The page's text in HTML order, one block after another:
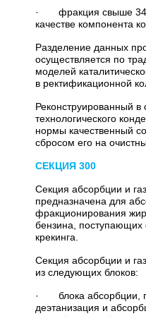
· фракция свыше
качестве компонента
Разделение данных
осуществляется по
моделей
в ректификационной
Реконструированный в
технологического
нормы качественный
сбросом его на
СЕКЦИЯ 300
Секция абсорбции и
предназначена для
фракционирования
бензина, поступающих
крекинга.
Секция абсорбции и
из следующих блоков:
· блока абсорбции,
деэтанизация и